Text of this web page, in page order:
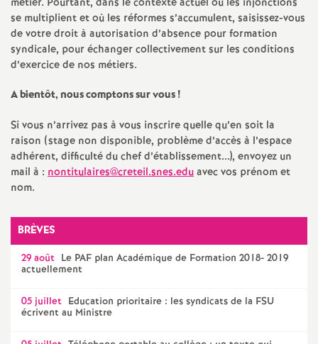
r
é
r
l
a
n
s
se multiplient et où les réformes s’accumulent, saisissez-vous
de votre droit à autorisation d’absence pour formation
syndicale, pour échanger collectivement sur les conditions
d’exercice de nos métiers.
A bientôt, nous comptons sur vous!
Si vous n’arrivez pas à vous inscrire quelle qu’en soit la
raison (stage non disponible, problème d’accès à l’espace
adhérent, difficulté du chef d’établissement...), envoyez un
mail à : nontitulaires@creteil.snes.eduavec vos prénom et
nom.
BRÈVES
29 août Le PAF plan Académique de Formation 2018- 2019
actuellement
05 juillet Education prioritaire : les syndicats de la FSU
écrivent au Ministre